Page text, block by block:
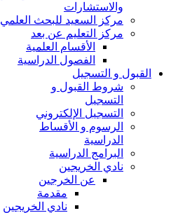
والاستشارات
مركز السعيد للبحث العلمي
مركز التعليم عن بعد
الأقسام العلمية
الفصول الدراسية
القبول و التسجيل
شروط القبول و
التسجيل
التسجيل الإلكتروني
الرسوم و الأقساط
الدراسية
البرامج الدراسية
نادي الخريجين
عن الخرجين
مقدمة
نادي الخريجين